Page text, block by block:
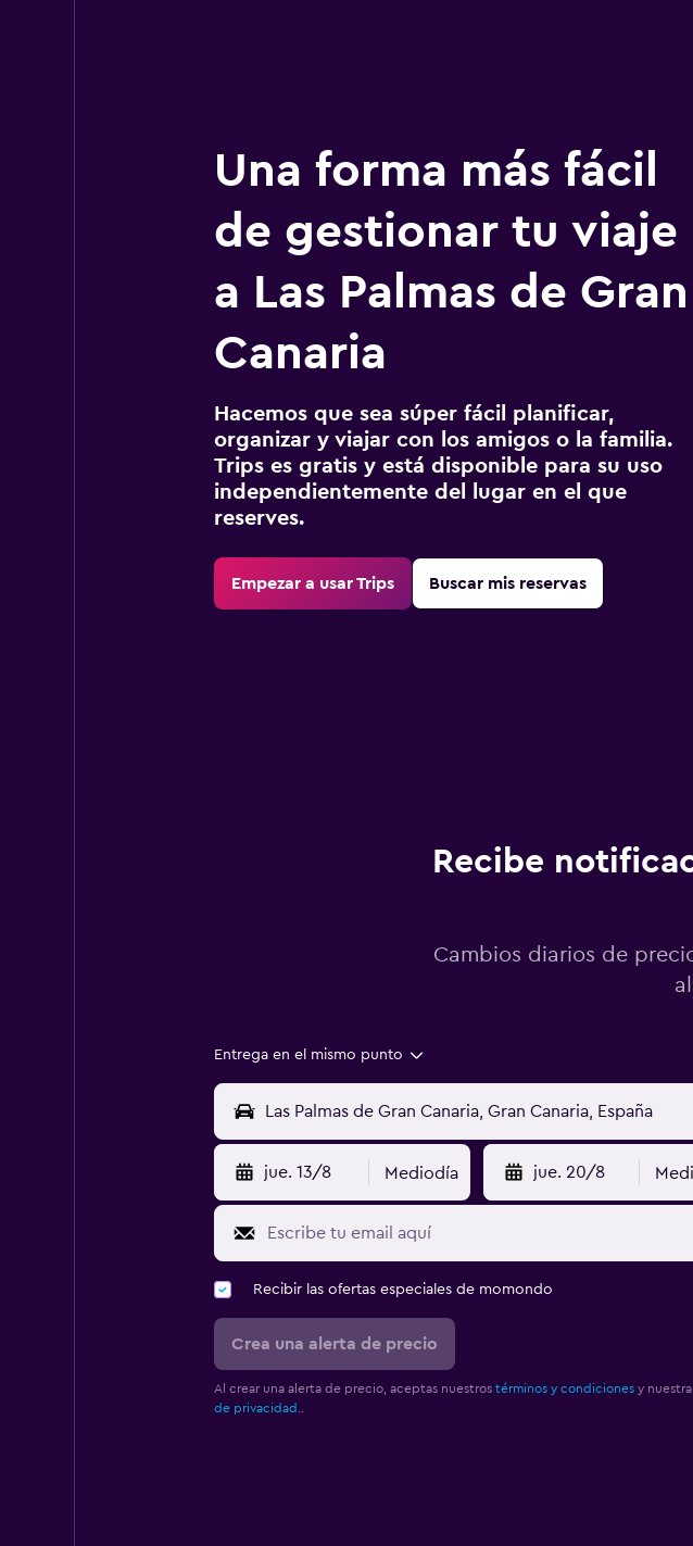
Una forma más fácil
de gestionar tu viaje
a Las Palmas de Gran
Canaria
Hacemos que sea súper fácil planificar,
organizar y viajar con los amigos o la familia.
Trips es gratis y está disponible para su uso
independientemente del lugar en el que
reserves.
Empezar a usar Trips Buscar mis reservas
Recibe
Cambios diarios de
Entrega en el mismo punto
jue. 13/8 Mediodía jue. 20/8
Recibir las ofertas especiales de momondo
Crea una alerta de precio
Al crear una alerta de precio, aceptas nuestros términos y condicionesy nuestra
de privacidad.